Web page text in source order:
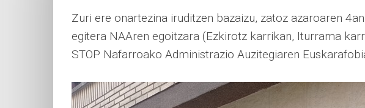
Zuri ere onartezina iruditzen bazaizu, zatoz azaroaren
egitera NAAren egoitzara (Ezkirotz karrikan, Iturrama
STOP Nafarroako Administrazio Auzitegiaren